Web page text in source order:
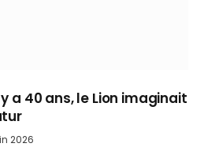
a 40 ans, le Lion imaginait
2026